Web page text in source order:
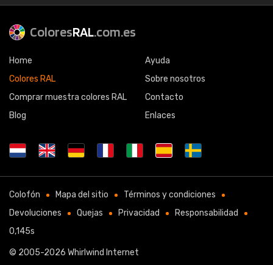
ColoresRAL.com.es
Home
Colores RAL
Comprar muestra colores RAL
Blog
Ayuda
Sobre nosotros
Contacto
Enlaces
Colofón Mapa del sitio
Términos y condiciones
Devoluciones
Quejas Privacidad
Responsabilidad
0,145s
© 2005-2026 Whirlwind Internet